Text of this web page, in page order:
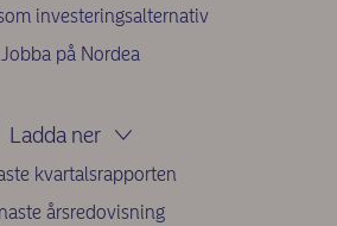
investeringsalternativ
Jobba på Nordea
Ladda ner
kvartalsrapporten
årsredovisning